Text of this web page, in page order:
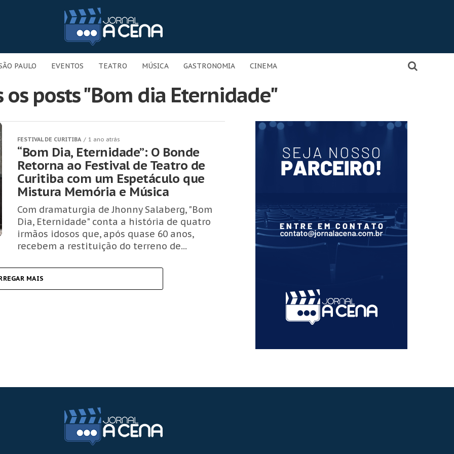
PAULO EVENTOS TEATRO MÚSICA GASTRONOMIA CINEMA
os posts "Bom dia Eternidade"
FESTIVAL DE CURITIBA 1 ano atrás
“Bom Dia, Eternidade”: O Bonde
Retorna ao Festival de Teatro de
Curitiba com um Espetáculo que
Mistura Memória e Música
Com dramaturgia de Jhonny Salaberg, "Bom
Dia, Eternidade" conta a história de quatro
irmãos idosos que, após quase 60 anos,
recebem a restituição do terreno de...
MAIS